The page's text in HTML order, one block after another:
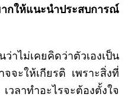
กให้แนะนำประสบการณ์
าไม่เคยคิดว่าตัวเองเป็น
จะให้เกียรติ เพราะสิ่งที่
ลาทำอะไรจะต้องตั้งใจ